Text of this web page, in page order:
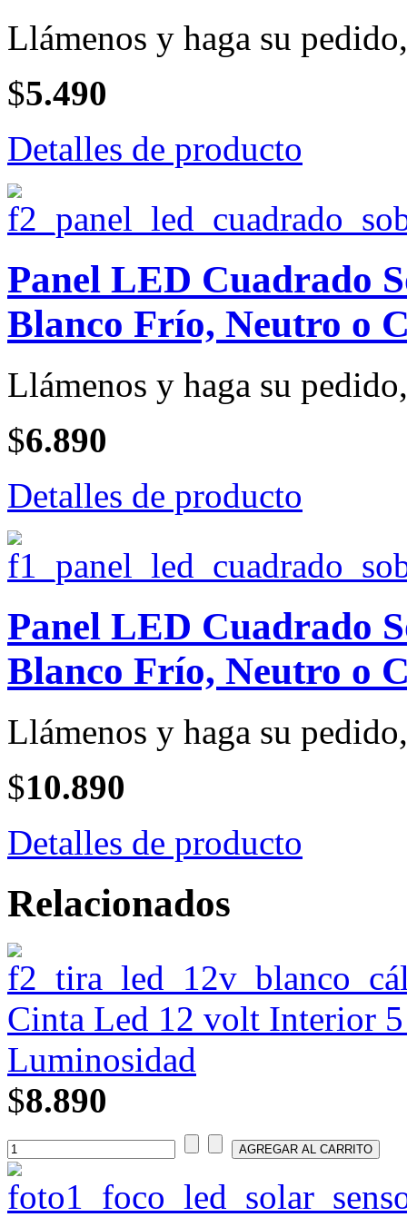
Llámenos y haga su
$5.490
Detalles de producto
Panel LED Cuadrado
Blanco Frío, Neutro o
Llámenos y haga su
$6.890
Detalles de producto
Panel LED Cuadrado
Blanco Frío, Neutro o
Llámenos y haga su
$10.890
Detalles de producto
Relacionados
Cinta Led 12 volt Interior
Luminosidad
$8.890